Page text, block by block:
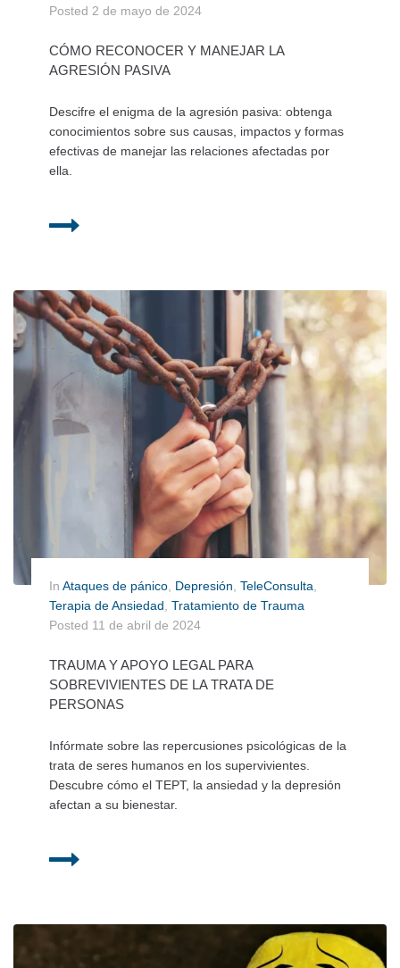
Posted 2 de mayo de 2024
CÓMO RECONOCER Y MANEJAR LA
AGRESIÓN PASIVA
Descifre el enigma de la agresión pasiva: obtenga
conocimientos sobre sus causas, impactos y formas
efectivas de manejar las relaciones afectadas por
ella.
In Ataques de pánico Depresión TeleConsulta
Terapia de Ansiedad Tratamiento de Trauma
Posted 11 de abril de 2024
TRAUMA Y APOYO LEGAL PARA
SOBREVIVIENTES DE LA TRATA DE
PERSONAS
Infórmate sobre las repercusiones psicológicas de la
trata de seres humanos en los supervivientes.
Descubre cómo el TEPT, la ansiedad y la depresión
afectan a su bienestar.